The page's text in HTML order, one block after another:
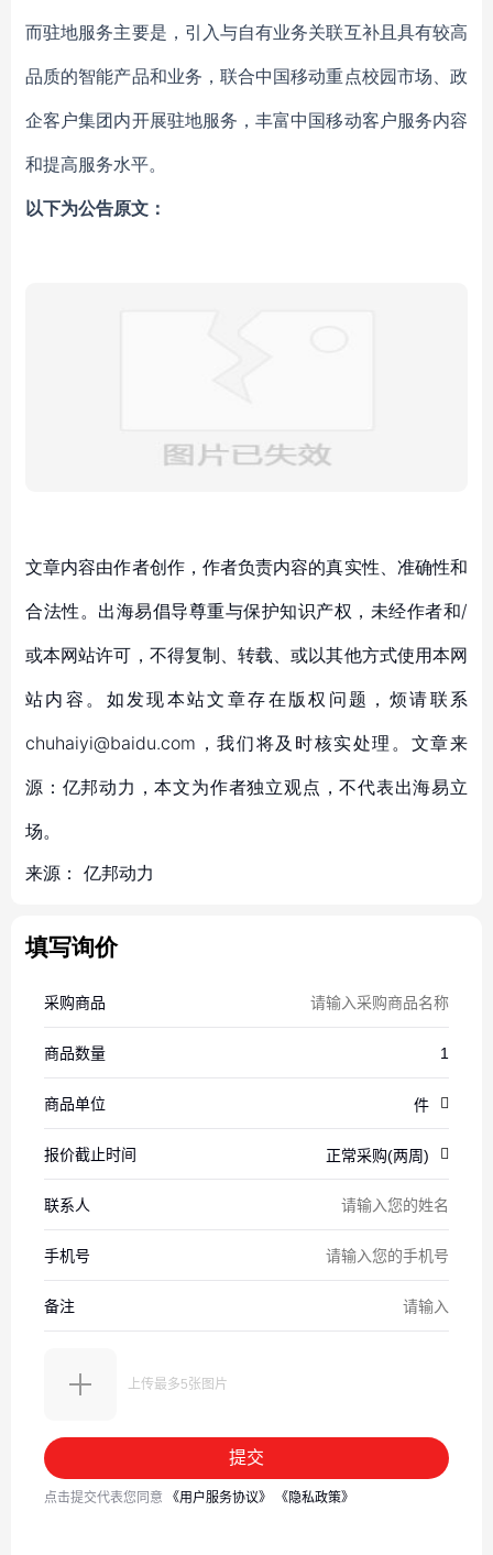
而驻地服务主要是，引入与自有业务关联互补且具有较高
品质的智能产品和业务，联合中国移动重点校园市场、政
企客户集团内开展驻地服务，丰富中国移动客户服务内容
和提高服务水平。
以下为公告原文：
文章内容由作者创作，作者负责内容的真实性、准确性和
合法性。出海易倡导尊重与保护知识产权，未经作者和/
或本网站许可，不得复制、转载、或以其他方式使用本网
站内容。如发现本站文章存在版权问题，烦请联系
chuhaiyi@baidu.com，我们将及时核实处理。文章来
源：亿邦动力，本文为作者独立观点，不代表出海易立
场。
来源： 亿邦动力
填写询价